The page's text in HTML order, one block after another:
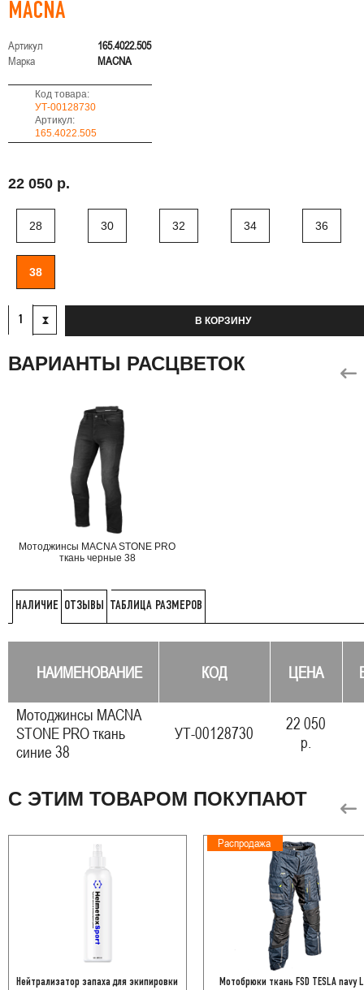
MACNA
Артикул
165.4022.505
Марка
MACNA
Код товара:
УТ-00128730
Артикул:
165.4022.505
22 050 р.
28 30 32 34 36
38
В КОРЗИНУ
ВАРИАНТЫ РАСЦВЕТОК
Мотоджинсы MACNA STONE PRO
ткань черные 38
НАЛИЧИЕ ОТЗЫВЫ ТАБЛИЦА РАЗМЕРОВ
НАИМЕНОВАНИЕ КОД ЦЕНА
Мотоджинсы MACNA
STONE PRO ткань
синие 38
УТ-00128730
22 050
р.
С ЭТИМ ТОВАРОМ ПОКУПАЮТ
Нейтрализатор запаха для экипировки
Распродажа
Мотобрюки ткань FSD TESLA navy L